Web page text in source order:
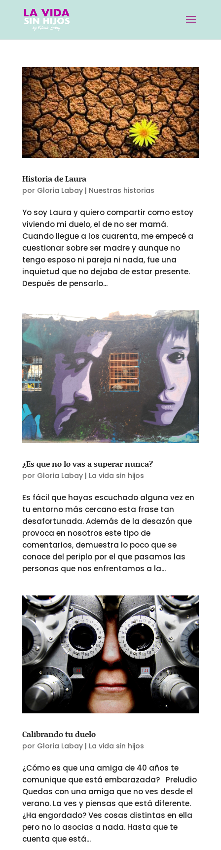
Historia de Laura
por Gloria Labay| Nuestras historias
Yo soy Laura y quiero compartir como estoy
viviendo mi duelo, el de no ser mamá.
Cuando llegue a los cuarenta, me empecé a
cuestionar sobre ser madre y aunque no
tengo esposo ni pareja ni nada, fue una
inquietud que no dejaba de estar presente.
Después de pensarlo...
¿Es que no lo vas a superar nunca?
por Gloria Labay| La vida sin hijos
Es fácil que hayas escuchado alguna vez en
tu entorno más cercano esta frase tan
desafortunada. Además de la desazón que
provoca en nosotros este tipo de
comentarios, demuestra lo poco que se
conoce del periplo por el que pasamos las
personas que nos enfrentamos a la...
Calibrando tu duelo
por Gloria Labay| La vida sin hijos
¿Cómo es que una amiga de 40 años te
comunique que está embarazada? Preludio
Quedas con una amiga que no ves desde el
verano. La ves y piensas que está diferente.
¿Ha engordado? Ves cosas distintas en ella
pero no lo asocias a nada. Hasta que te
cuenta que está...